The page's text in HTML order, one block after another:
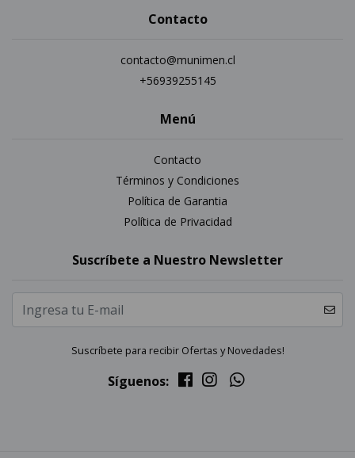
Contacto
contacto@munimen.cl
+56939255145
Menú
Contacto
Términos y Condiciones
Política de Garantia
Política de Privacidad
Suscríbete a Nuestro Newsletter
Suscríbete para recibir Ofertas y Novedades!
Síguenos: